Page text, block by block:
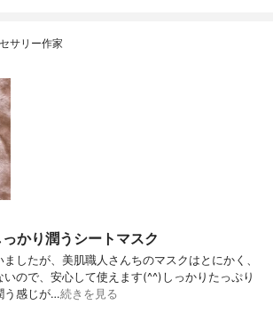
サリー作家
かり潤うシートマスク
したが、美肌職人さんちのマスクはとにかく、
ので、安心して使えます(^^)しっかりたっぷり
う感じが…続きを見る